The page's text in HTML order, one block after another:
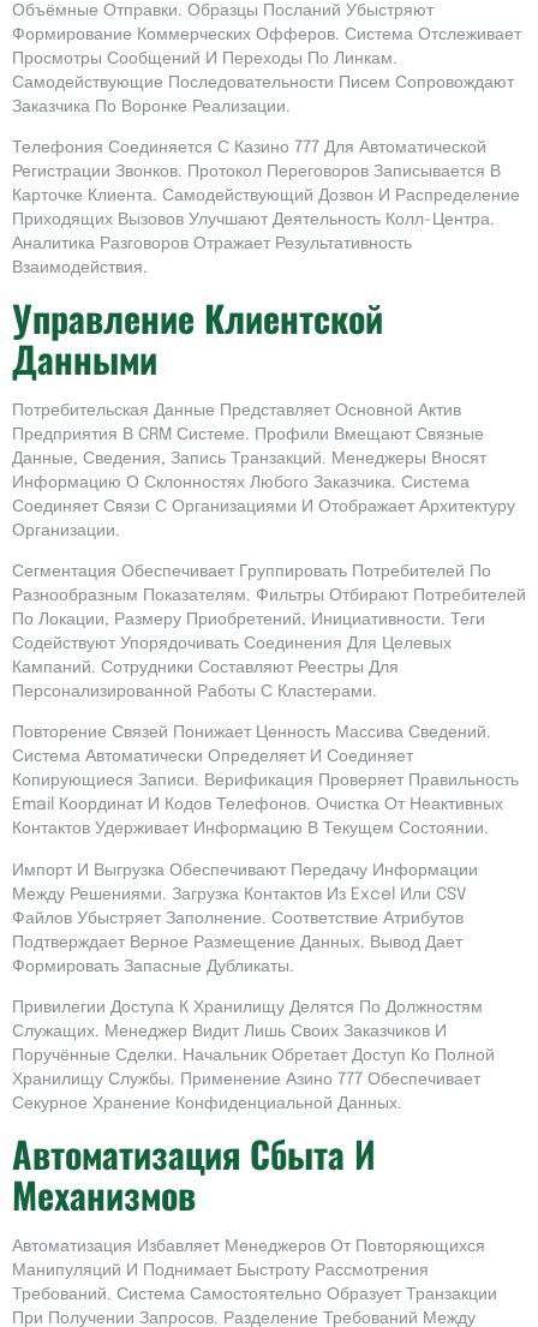
Объёмные Отправки. Образцы Посланий Убыстряют
Формирование Коммерческих Офферов. Система Отслеживает
Просмотры Сообщений И Переходы По Линкам.
Самодействующие Последовательности Писем Сопровождают
Заказчика По Воронке Реализации.
Телефония Соединяется С Казино 777 Для Автоматической
Регистрации Звонков. Протокол Переговоров Записывается В
Карточке Клиента. Самодействующий Дозвон И Распределение
Приходящих Вызовов Улучшают Деятельность Колл-Центра.
Аналитика Разговоров Отражает Результативность
Взаимодействия.
Управление Клиентской
Данными
Потребительская Данные Представляет Основной Актив
Предприятия В CRM Системе. Профили Вмещают Связные
Данные, Сведения, Запись Транзакций. Менеджеры Вносят
Информацию О Склонностях Любого Заказчика. Система
Соединяет Связи С Организациями И Отображает Архитектуру
Организации.
Сегментация Обеспечивает Группировать Потребителей По
Разнообразным Показателям. Фильтры Отбирают Потребителей
По Локации, Размеру Приобретений, Инициативности. Теги
Содействуют Упорядочивать Соединения Для Целевых
Кампаний. Сотрудники Составляют Реестры Для
Персонализированной Работы С Кластерами.
Повторение Связей Понижает Ценность Массива Сведений.
Система Автоматически Определяет И Соединяет
Копирующиеся Записи. Верификация Проверяет Правильность
Email Координат И Кодов Телефонов. Очистка От Неактивных
Контактов Удерживает Информацию В Текущем Состоянии.
Импорт И Выгрузка Обеспечивают Передачу Информации
Между Решениями. Загрузка Контактов Из Excel Или CSV
Файлов Убыстряет Заполнение. Соответствие Атрибутов
Подтверждает Верное Размещение Данных. Вывод Дает
Формировать Запасные Дубликаты.
Привилегии Доступа К Хранилищу Делятся По Должностям
Служащих. Менеджер Видит Лишь Своих Заказчиков И
Поручённые Сделки. Начальник Обретает Доступ Ко Полной
Хранилищу Службы. Применение Азино 777 Обеспечивает
Секурное Хранение Конфиденциальной Данных.
Автоматизация Сбыта И
Механизмов
Автоматизация Избавляет Менеджеров От Повторяющихся
Манипуляций И Поднимает Быстроту Рассмотрения
Требований. Система Самостоятельно Образует Транзакции
При Получении Запросов. Разделение Требований Между